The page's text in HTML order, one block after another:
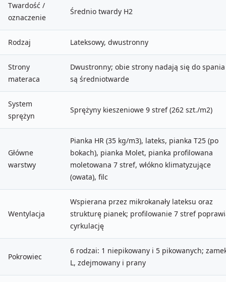
Twardość /
oznaczenie
Średnio twardy H2
Rodzaj Lateksowy, dwustronny
Strony
materaca
Dwustronny; obie strony nadają się do
są średniotwarde
System
sprężyn
Sprężyny kieszeniowe 9 stref (262 szt./m2)
Główne
warstwy
Pianka HR (35 kg/m3), lateks, pianka T25 (po
bokach), pianka Molet, pianka profilowana
moletowana 7 stref, włókno klimatyzujące
(owata), filc
Wentylacja
Wspierana przez mikrokanały lateksu oraz
strukturę pianek; profilowanie 7 stref
cyrkulację
Pokrowiec
6 rodzai: 1 niepikowany i 5 pikowanych;
L, zdejmowany i prany